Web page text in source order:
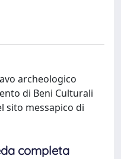
archeologico
di Beni Culturali
sito messapico di
completa